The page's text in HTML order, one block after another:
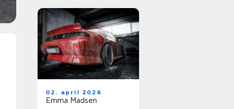
02. april 2026
Emma Madsen